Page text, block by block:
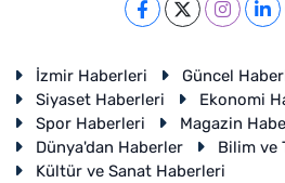
İzmir Haberleri
Güncel
Siyaset Haberleri
Ekonomi
Spor Haberleri
Magazin
Dünya'dan Haberler
Bilim ve
Kültür ve Sanat Haberleri